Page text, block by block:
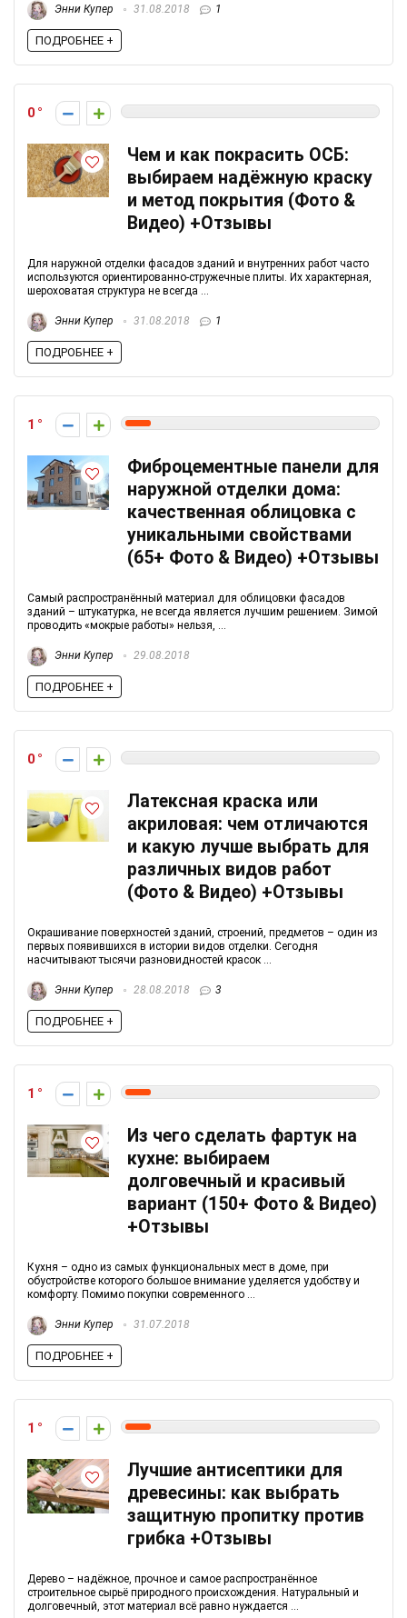
Энни Купер 31.08.2018 1
ПОДРОБНЕЕ +
0
Чем и как покрасить ОСБ:
выбираем надёжную краску
и метод покрытия (Фото &
Видео) +Отзывы
Для наружной отделки фасадов зданий и внутренних работ часто
используются ориентированно-стружечные плиты. Их характерная,
шероховатая структура не всегда ...
Энни Купер 31.08.2018 1
ПОДРОБНЕЕ +
1
Фиброцементные панели для
наружной отделки дома:
качественная облицовка с
уникальными свойствами
(65+ Фото & Видео) +Отзывы
Самый распространённый материал для облицовки фасадов
зданий – штукатурка, не всегда является лучшим решением. Зимой
проводить «мокрые работы» нельзя, ...
Энни Купер 29.08.2018
ПОДРОБНЕЕ +
0
Латексная краска или
акриловая: чем отличаются
и какую лучше выбрать для
различных видов работ
(Фото & Видео) +Отзывы
Окрашивание поверхностей зданий, строений, предметов – один из
первых появившихся в истории видов отделки. Сегодня
насчитывают тысячи разновидностей красок ...
Энни Купер 28.08.2018 3
ПОДРОБНЕЕ +
1
Из чего сделать фартук на
кухне: выбираем
долговечный и красивый
вариант (150+ Фото & Видео)
+Отзывы
Кухня – одно из самых функциональных мест в доме, при
обустройстве которого большое внимание уделяется удобству и
комфорту. Помимо покупки современного ...
Энни Купер 31.07.2018
ПОДРОБНЕЕ +
1
Лучшие антисептики для
древесины: как выбрать
защитную пропитку против
грибка +Отзывы
Дерево – надёжное, прочное и самое распространённое
строительное сырьё природного происхождения. Натуральный и
долговечный, этот материал всё равно нуждается ...